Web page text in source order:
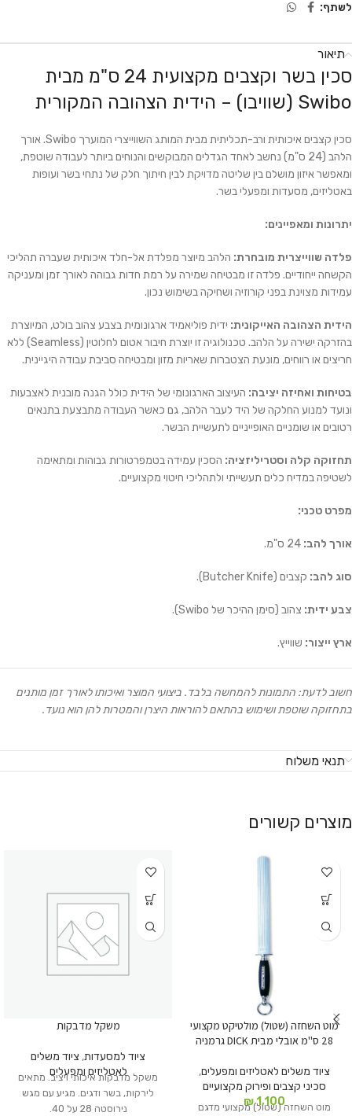
לשתף:
תיאור
סכין בשר וקצבים מקצועית 24 ס"מ מבית
Swibo (שוויבו) – הידית הצהובה המקורית
סכין קצבים איכותית ורב-תכליתית מבית המותג השווייצרי המוערך Swibo. אורך
הלהב (24 ס"מ) נחשב לאחד הגדלים המבוקשים והנוחים ביותר לעבודה שוטפת,
ומאפשר איזון מושלם בין שליטה מדויקת לבין חיתוך חלק של נתחי בשר ועופות
באטליזים, מסעדות ומפעלי בשר.
יתרונות ומאפיינים:
פלדה שווייצרית מובחרת: הלהב מיוצר מפלדת אל-חלד איכותית שעברה תהליכי
הקשחה ייחודיים. פלדה זו מבטיחה שמירה על רמת חדות גבוהה לאורך זמן ומעניקה
עמידות מצוינת בפני קורוזיה ושחיקה בשימוש נכון.
הידית הצהובה האייקונית: ידית פוליאמיד ארגונומית בצבע צהוב בולט, המיוצרת
בהזרקה ישירה על הלהב. טכנולוגיה זו יוצרת חיבור אטום לחלוטין (Seamless) ללא
חריצים או רווחים, מונעת הצטברות שאריות מזון ומבטיחה סביבת עבודה היגיינית.
בטיחות ואחיזה יציבה: העיצוב הארגונומי של הידית כולל הגנה מובנית לאצבעות
ונועד למנוע החלקה של היד לעבר הלהב, גם כאשר העבודה מתבצעת בתנאים
רטובים או שומניים האופייניים לתעשיית הבשר.
תחזוקה קלה וסטריליזציה: הסכין עמידה בטמפרטורות גבוהות ומתאימה
לשטיפה במדיח כלים תעשייתי ולתהליכי חיטוי מקצועיים.
מפרט טכני:
אורך להב:
סוג להב: קצבים (Butcher Knife).
צבע ידית: צהוב (סימן ההיכר של Swibo).
ארץ ייצור: שווייץ.
חשוב לדעת: התמונות להמחשה בלבד. ביצועי המוצר ואיכותו לאורך זמן מותנים
בתחזוקה שוטפת ושימוש בהתאם להוראות היצרן והמטרות להן הוא נועד.
תנאי משלוח
מוצרים קשורים
מוט השחזה (שטול) מולטיקט מקצועי
28 ס"מ אובלי מבית DICK גרמניה
ציוד משלים לאטליזים ומפעלים,
סכיני קצבים ופירוק מקצועיים
₪1,100
מוט השחזה (שטול) מקצועי מדגם
משקל מדבקות
ציוד למסעדות, ציוד משלים
לאטליזים ומפעלים
משקל מדבקות איכותי ויציב. מתאים
לירקות, בשר ודגים. מגיע עם מגש
נירוסטה 28 על 40.